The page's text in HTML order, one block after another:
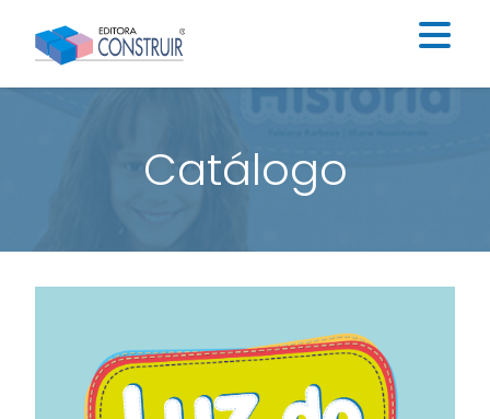
Institucional
Educação Infantil
Ensino Fundamental I
Blog
Contato
Catálogo